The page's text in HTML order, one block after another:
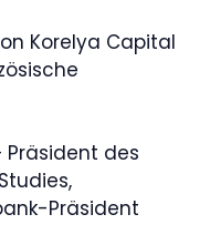
Korelya Capital
Präsident des
Präsident